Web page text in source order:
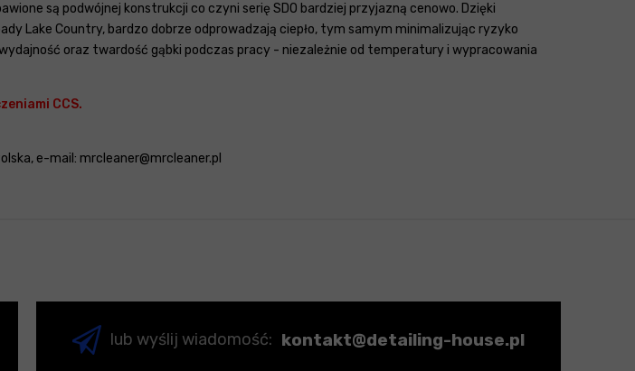
są podwójnej konstrukcji co czyni serię SDO bardziej przyjazną cenowo. Dzięki
Lake Country, bardzo dobrze odprowadzają ciepło, tym samym minimalizując ryzyko
oraz twardość gąbki podczas pracy - niezależnie od temperatury i wypracowania
CCS.
e-mail: mrcleaner@mrcleaner.pl
lub wyślij wiadomość: kontakt@detailing-house.pl